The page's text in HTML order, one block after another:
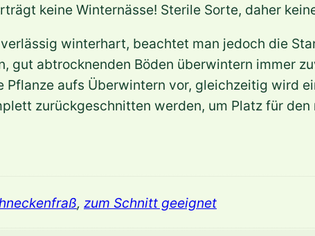
i
e
r
i
keine Winternässe! Sterile Sorte, daher
winterhart, beachtet man jedoch die
gut abtrocknenden Böden überwintern immer
aufs Überwintern vor, gleichzeitig wird
zurückgeschnitten werden, um Platz für
, zum Schnitt geeignet